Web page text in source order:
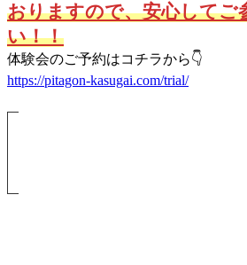
おりますので、安心してご
い！！
体験会のご予約はコチラから👇
https://pitagon-kasugai.com/trial/